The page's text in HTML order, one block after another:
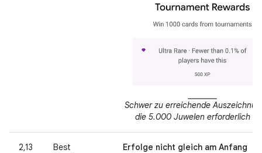
Schwer zu erreichende
die 5.000 Juwelen erforderlich
2,13
Best
Erfolge nicht gleich am Anfang